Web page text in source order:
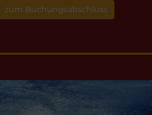
zum Buchungsabschluss